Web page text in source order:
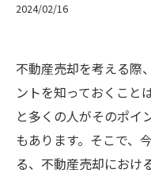
2024/02/16
不動産売却を考える際
ントを知っておくこと
と多くの人がそのポイ
もあります。そこで、
る、不動産売却におけ